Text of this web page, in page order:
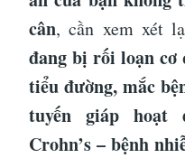
cân, cần xem xét
đang bị rối loạn cơ
tiểu đường, mắc
tuyến giáp hoạt
Crohn’s – bệnh